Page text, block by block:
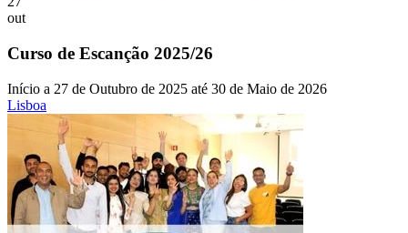
out
Curso de Escanção 2025/26
Início a 27 de Outubro de 2025 até 30 de Maio de 2026
Lisboa